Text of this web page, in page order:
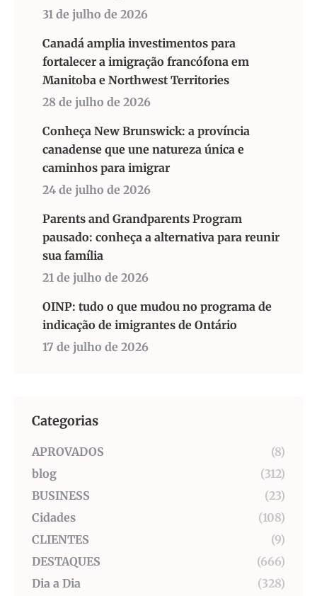
31 de julho de 2026
Canadá amplia investimentos para
fortalecer a imigração francófona em
Manitoba e Northwest Territories
28 de julho de 2026
Conheça New Brunswick: a província
canadense que une natureza única e
caminhos para imigrar
24 de julho de 2026
Parents and Grandparents Program
pausado: conheça a alternativa para reunir
sua família
21 de julho de 2026
OINP: tudo o que mudou no programa de
indicação de imigrantes de Ontário
17 de julho de 2026
Categorias
APROVADOS
(8)
blog
(312)
BUSINESS
(23)
Cidades
(108)
CLIENTES
(9)
DESTAQUES
(666)
Dia a Dia
(328)